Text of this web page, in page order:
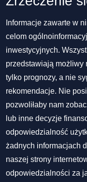
Informacje zawarte w
celom
inwestycyjnych.
przedstawiają możliwy
tylko prognozy, a nie
rekomendacje. Nie
pozwoliłaby nam
lub inne decyzje
odpowiedzialność
żadnych informacjach
naszej strony
odpowiedzialności za